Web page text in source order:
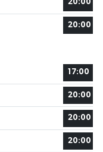
20:00
20:00
17:00
20:00
20:00
20:00